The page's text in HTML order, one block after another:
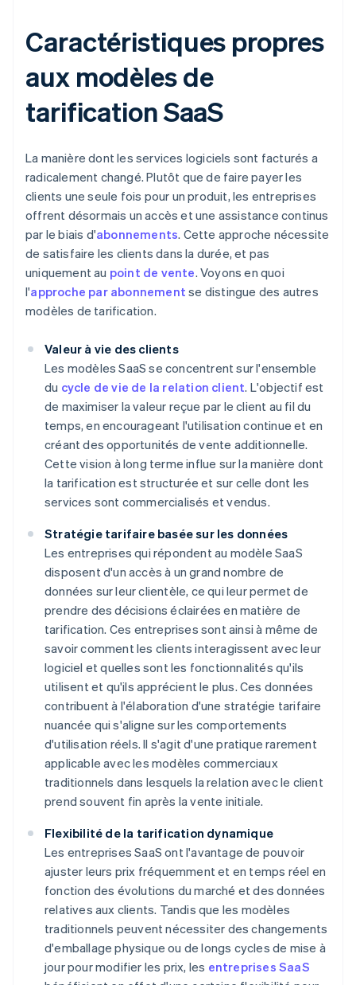
Caractéristiques propres
aux modèles de
tarification SaaS
La manière dont les services logiciels sont facturés a
radicalement changé. Plutôt que de faire payer les
clients une seule fois pour un produit, les entreprises
offrent désormais un accès et une assistance continus
par le biais d'abonnements. Cette approche nécessite
de satisfaire les clients dans la durée, et pas
uniquement au point de vente. Voyons en quoi
l'approche par abonnement se distingue des autres
modèles de tarification.
Valeur à vie des clients
Les modèles SaaS se concentrent sur l'ensemble
du cycle de vie de la relation client. L'objectif est
de maximiser la valeur reçue par le client au fil du
temps, en encourageant l'utilisation continue et en
créant des opportunités de vente additionnelle.
Cette vision à long terme influe sur la manière dont
la tarification est structurée et sur celle dont les
services sont commercialisés et vendus.
Stratégie tarifaire basée sur les données
Les entreprises qui répondent au modèle SaaS
disposent d'un accès à un grand nombre de
données sur leur clientèle, ce qui leur permet de
prendre des décisions éclairées en matière de
tarification. Ces entreprises sont ainsi à même de
savoir comment les clients interagissent avec leur
logiciel et quelles sont les fonctionnalités qu'ils
utilisent et qu'ils apprécient le plus. Ces données
contribuent à l'élaboration d'une stratégie tarifaire
nuancée qui s'aligne sur les comportements
d'utilisation réels. Il s'agit d'une pratique rarement
applicable avec les modèles commerciaux
traditionnels dans lesquels la relation avec le client
prend souvent fin après la vente initiale.
Flexibilité de la tarification dynamique
Les entreprises SaaS ont l'avantage de pouvoir
ajuster leurs prix fréquemment et en temps réel en
fonction des évolutions du marché et des données
relatives aux clients. Tandis que les modèles
traditionnels peuvent nécessiter des changements
d'emballage physique ou de longs cycles de mise à
jour pour modifier les prix, les entreprises SaaS